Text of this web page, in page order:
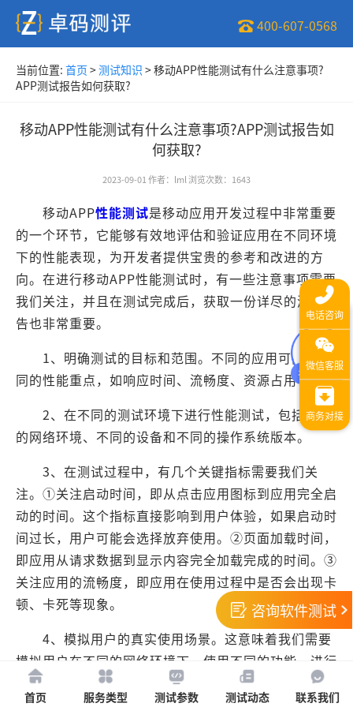
400-607-0568
当前位置: 首页 >测试知识 >移动APP性能测试有什么注意事项?
APP测试报告如何获取?
移动APP性能测试有什么注意事项?APP测试报告如
何获取?
2023-09-01 作者： lml 浏览次数： 1643
移动APP性能测试是移动应用开发过程中非常重要
的一个环节，它能够有效地评估和验证应用在不同环境
下的性能表现，为开发者提供宝贵的参考和改进的方
向。在进行移动APP性能测试时，有一些注意事项需要
我们关注，并且在测试完成后，获取一份详尽的测试报
告也非常重要。
1、明确测试的目标和范围。不同的应用可能有不
同的性能重点，如响应时间、流畅度、资源占用等。
2、在不同的测试环境下进行性能测试，包括不同
的网络环境、不同的设备和不同的操作系统版本。
3、在测试过程中，有几个关键指标需要我们关
注。①关注启动时间，即从点击应用图标到应用完全启
动的时间。这个指标直接影响到用户体验，如果启动时
间过长，用户可能会选择放弃使用。②页面加载时间，
即应用从请求数据到显示内容完全加载完成的时间。③
关注应用的流畅度，即应用在使用过程中是否会出现卡
顿、卡死等现象。
4、模拟用户的真实使用场景。这意味着我们需要
模拟用户在不同的网络环境下，使用不同的功能，进行
不同的操作。例如，在使用社交应用时，我们可以模拟
咨询软件测试
首页 服务类型 测试参数 测试动态 联系我们